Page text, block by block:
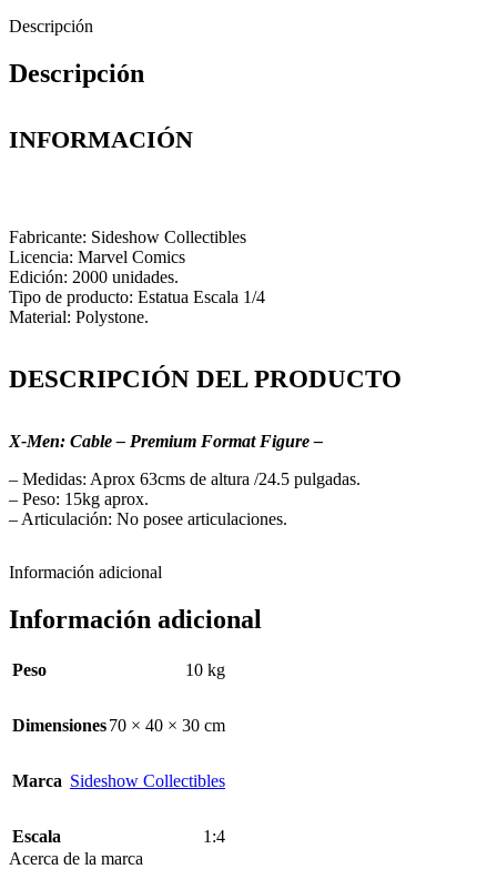
Descripción
Descripción
INFORMACIÓN
Fabricante: Sideshow Collectibles
Licencia: Marvel Comics
Edición: 2000 unidades.
Tipo de producto: Estatua Escala 1/4
Material: Polystone.
DESCRIPCIÓN DEL PRODUCTO
X-Men: Cable– Premium Format Figure –
– Medidas: Aprox 63cms de altura /24.5 pulgadas.
– Peso: 15kg aprox.
– Articulación: No posee articulaciones.
Información adicional
Información adicional
Peso 10 kg
Dimensiones70 × 40 × 30 cm
Marca Sideshow Collectibles
Escala
1:4
Acerca de la marca